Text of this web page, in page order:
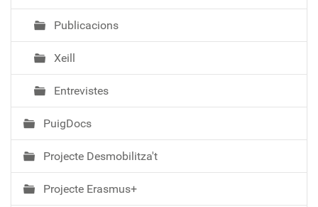
Publicacions
Xeill
Entrevistes
PuigDocs
Projecte Desmobilitza't
Projecte Erasmus+